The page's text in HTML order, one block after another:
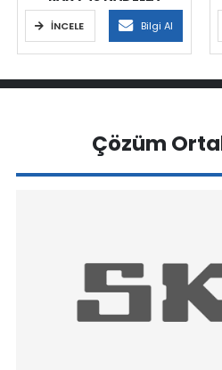
İNCELE Bilgi Al
Çözüm